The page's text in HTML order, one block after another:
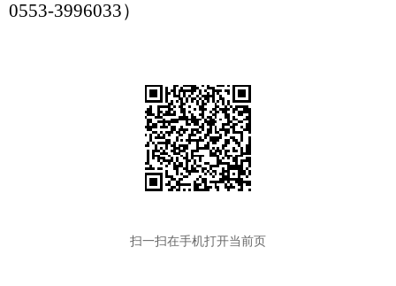
0553-3996033）
扫一扫在手机打开当前页